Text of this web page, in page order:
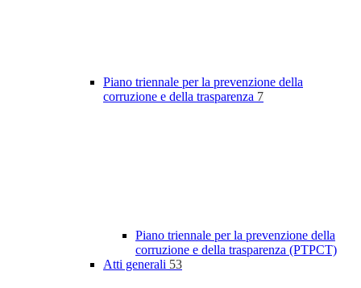
Piano triennale per la prevenzione della
corruzione e della trasparenza 7
Piano triennale per la prevenzione della
corruzione e della trasparenza (PTPCT)
Atti generali 53